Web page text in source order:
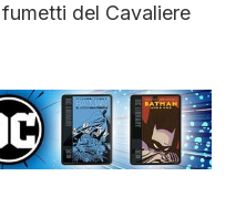
del Cavaliere